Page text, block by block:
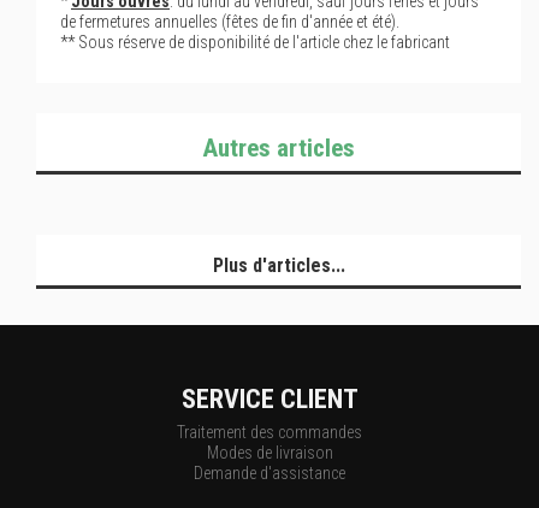
de fermetures annuelles (fêtes de fin d'année et été).
** Sous réserve de disponibilité de l'article chez le fabricant
Autres articles
Plus d'articles...
SERVICE CLIENT
Traitement des commandes
Modes de livraison
Demande d'assistance